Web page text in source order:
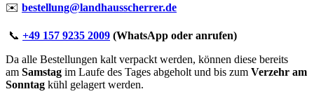
✉️ bestellung@landhausscherrer.de
📞 +49 157 9235 2009 (WhatsApp oder anrufen)
Da alle Bestellungen kalt verpackt werden, können diese bereits
am Samstag im Laufe des Tages abgeholt und bis zum Verzehr am
Sonntag kühl gelagert werden.